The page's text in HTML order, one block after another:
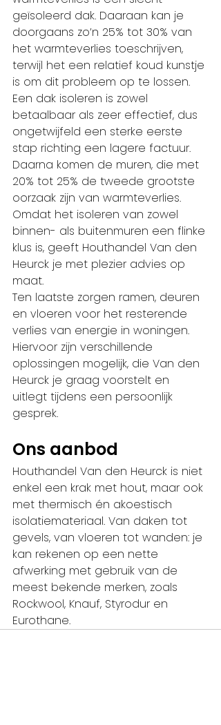
geïsoleerd dak. Daaraan kan je
doorgaans zo’n 25% tot 30% van
het warmteverlies toeschrijven,
terwijl het een relatief koud kunstje
is om dit probleem op te lossen.
Een dak isoleren is zowel
betaalbaar als zeer effectief, dus
ongetwijfeld een sterke eerste
stap richting een lagere factuur.
Daarna komen de muren, die met
20% tot 25% de tweede grootste
oorzaak zijn van warmteverlies.
Omdat het isoleren van zowel
binnen- als buitenmuren een flinke
klus is, geeft Houthandel Van den
Heurck je met plezier advies op
maat.
Ten laatste zorgen ramen, deuren
en vloeren voor het resterende
verlies van energie in woningen.
Hiervoor zijn verschillende
oplossingen mogelijk, die Van den
Heurck je graag voorstelt en
uitlegt tijdens een persoonlijk
gesprek.
Ons aanbod
Houthandel Van den Heurck is niet
enkel een krak met hout, maar ook
met thermisch én akoestisch
isolatiemateriaal. Van daken tot
gevels, van vloeren tot wanden: je
kan rekenen op een nette
afwerking met gebruik van de
meest bekende merken, zoals
Rockwool, Knauf, Styrodur en
Eurothane.